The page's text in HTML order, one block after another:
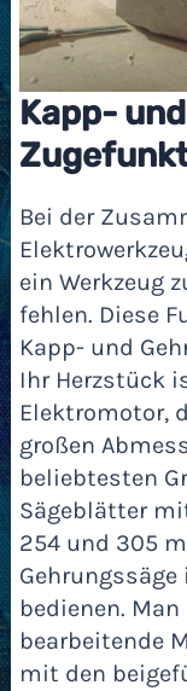
Kapp-
Bei der
ein Werkzeug
fehlen. Diese
Kapp- und
Ihr Herzstück
Elektromotor,
großen
beliebtesten
Sägeblätter
254 und 305
bedienen.
bearbeitende
mit den